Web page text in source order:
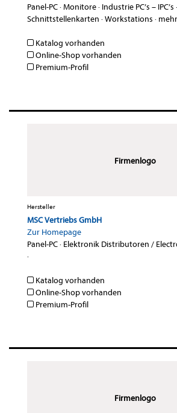
Panel-PC·Monitore· Industrie PC’s – IPC’s ·
Schnittstellenkarten ·Workstations ·
Katalog vorhanden
Online-Shop vorhanden
Premium-Profil
Firmenlogo
Hersteller
MSC Vertriebs GmbH
Zur Homepage
Panel-PC· Elektronik Distributoren /
·
Katalog vorhanden
Online-Shop vorhanden
Premium-Profil
Firmenlogo